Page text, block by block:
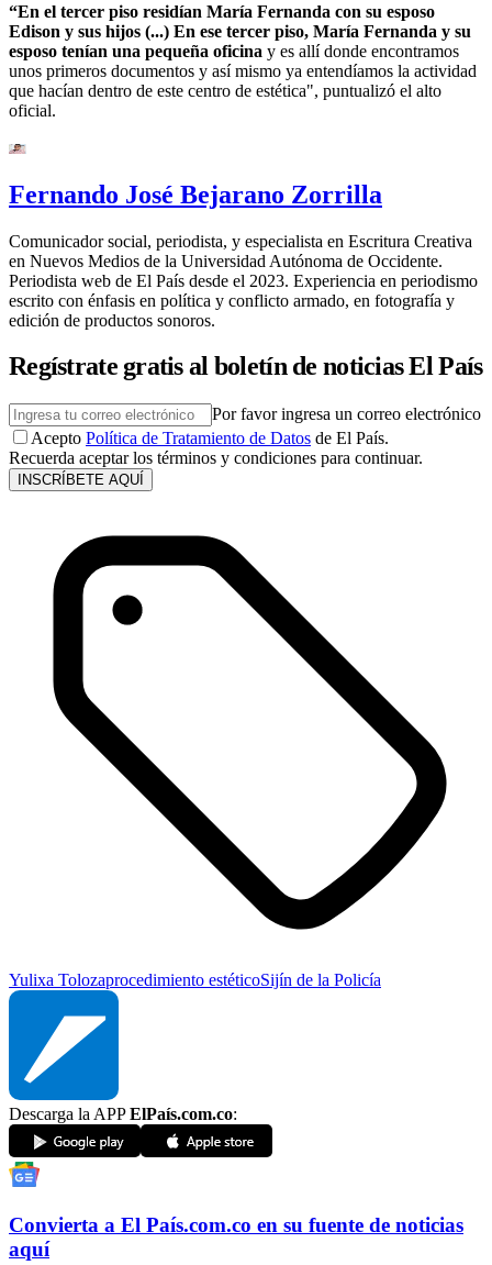
“En el tercer piso residían María Fernanda con su esposo
Edison y sus hijos (...) En ese tercer piso, María Fernanda y su
esposo tenían una pequeña oficina y es allí donde encontramos
unos primeros documentos y así mismo ya entendíamos la actividad
que hacían dentro de este centro de estética", puntualizó el alto
oficial.
Fernando José Bejarano Zorrilla
Comunicador social, periodista, y especialista en Escritura Creativa
en Nuevos Medios de la Universidad Autónoma de Occidente.
Periodista web de El País desde el 2023. Experiencia en periodismo
escrito con énfasis en política y conflicto armado, en fotografía y
edición de productos sonoros.
Regístrate gratis al boletín de noticias El País
Por favor ingresa un correo electrónico
Acepto Política de Tratamiento de Datos de El País.
Recuerda aceptar los términos y condiciones para continuar.
INSCRÍBETE AQUÍ
Yulixa Tolozaprocedimiento estéticoSijín de la Policía
Descarga la APPElPaís.com.co:
Convierta a El País.com.co en su fuente de noticias
aquí